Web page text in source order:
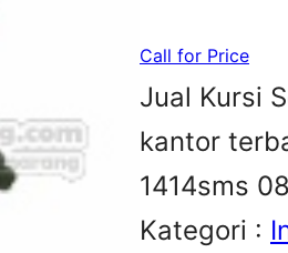
Call for Price
Jual Kursi
kantor
1414sms
Kategori :